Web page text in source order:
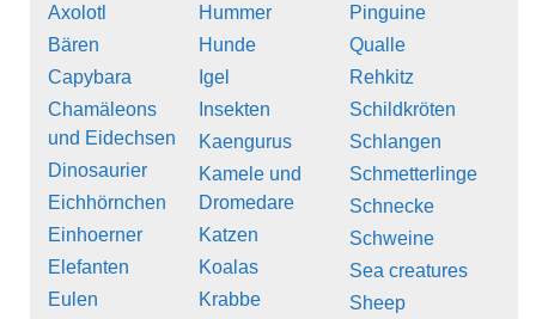
Axolotl
Bären
Capybara
Chamäleons
und Eidechsen
Dinosaurier
Eichhörnchen
Einhoerner
Elefanten
Eulen
Hummer
Hunde
Igel
Insekten
Kaengurus
Kamele und
Dromedare
Katzen
Koalas
Krabbe
Pinguine
Qualle
Rehkitz
Schildkröten
Schlangen
Schmetterlinge
Schnecke
Schweine
Sea creatures
Sheep